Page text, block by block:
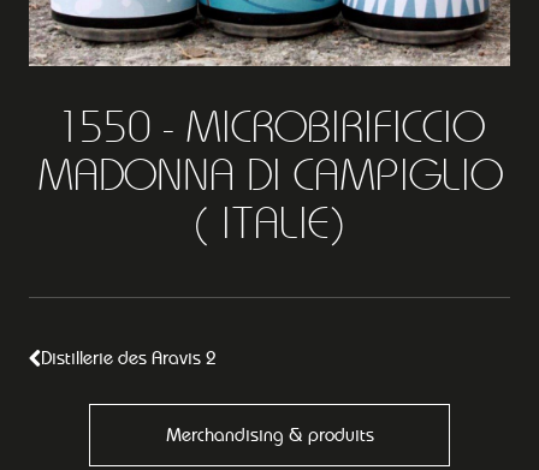
1550 - MICROBIRIFICCIO
MADONNA DI CAMPIGLIO
( ITALIE)
Distillerie des Aravis 2
Merchandising & produits